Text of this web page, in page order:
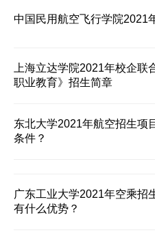
中国民用航空飞行学院2021
上海立达学院2021年校企联
职业教育》招生简章
东北大学2021年航空招生项
条件？
广东工业大学2021年空乘招
有什么优势？